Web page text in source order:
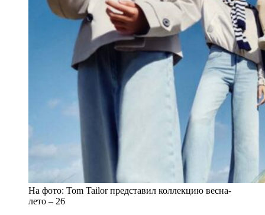
На фото: Tom Tailor представил коллекцию весна-
лето – 26